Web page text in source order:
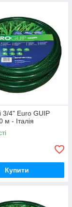
3/4" Euro GUIP
м - Італія
Купити